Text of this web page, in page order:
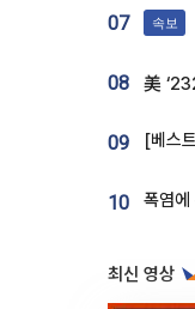
07 속보
08
09
10
최신 영상